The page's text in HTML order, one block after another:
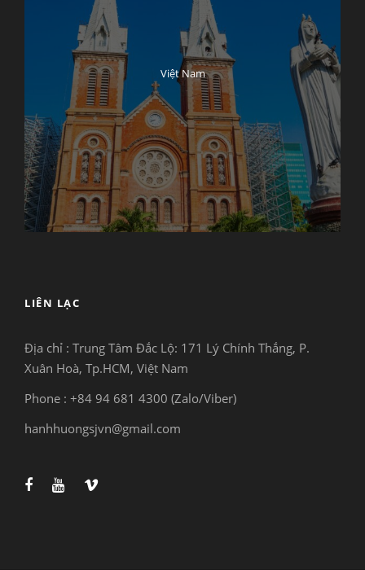
Việt Nam
LIÊN LẠC
Địa chỉ : Trung Tâm Đắc Lộ: 171 Lý Chính Thắng, P.
Xuân Hoà, Tp.HCM, Việt Nam
Phone : +84 94 681 4300 (Zalo/Viber)
hanhhuongsjvn@gmail.com